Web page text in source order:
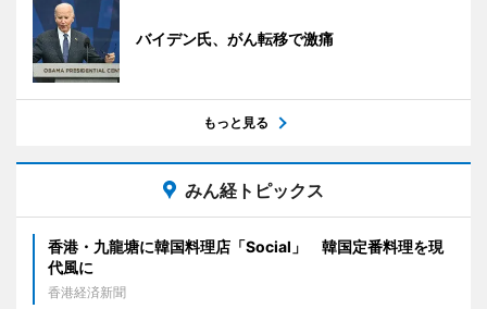
バイデン氏、がん転移で激痛
もっと見る
みん経トピックス
香港・九龍塘に韓国料理店「Social」 韓国定番料理を現
代風に
香港経済新聞